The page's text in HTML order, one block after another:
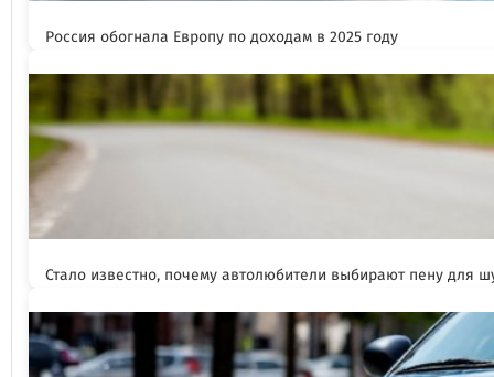
Россия обогнала Европу по доходам в 2025 году
Стало известно, почему автолюбители выбирают пену для